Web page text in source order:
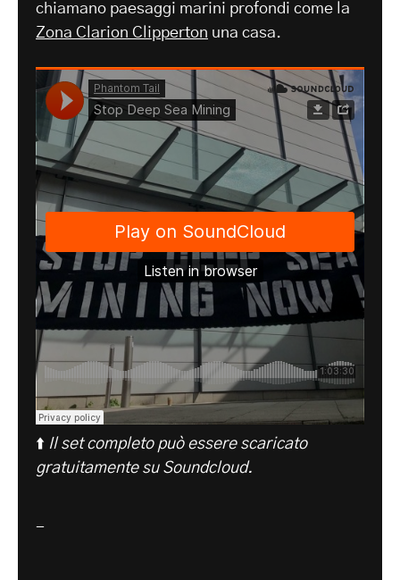
chiamano paesaggi marini profondi come la
Zona Clarion Clipperton una casa.
⬆️ Il set completo può essere scaricato
gratuitamente su Soundcloud.
-